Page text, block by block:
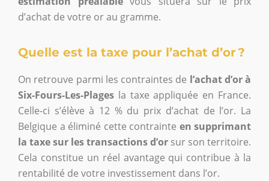
d’achat de votre or au gramme.
Quelle est la taxe pour l’achat d’or ?
On retrouve parmi les contraintes de l’achat d’or à
Six-Fours-Les-Plages la taxe appliquée en France.
Celle-ci s’élève à 12 % du prix d’achat de l’or. La
Belgique a éliminé cette contrainte en supprimant
la taxe sur les transactions d’or sur son territoire.
Cela constitue un réel avantage qui contribue à la
rentabilité de votre investissement dans l’or.